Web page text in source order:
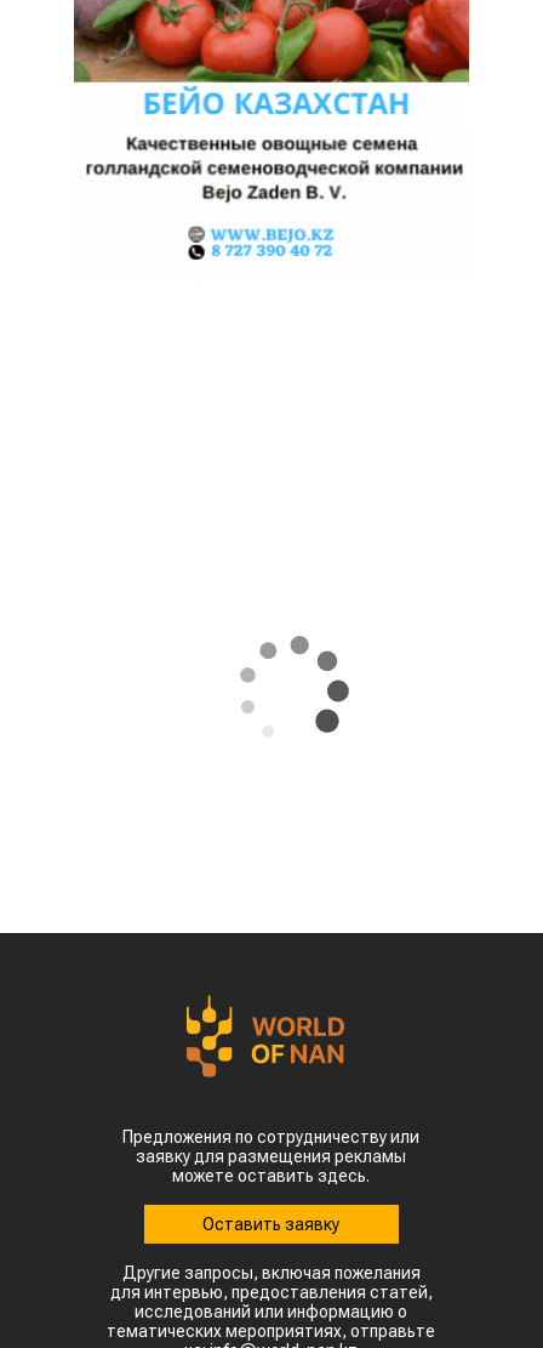
Предложения по сотрудничеству или
заявку для размещения рекламы
можете оставить здесь.
Оставить заявку
Другие запросы, включая пожелания
для интервью, предоставления статей,
исследований или информацию о
тематических мероприятиях, отправьте